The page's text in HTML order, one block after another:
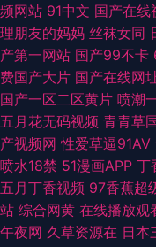
频网站 91中文 国产在线
理朋友的妈妈 丝袜女同
产第一网站 国产99不卡
费国产大片 国产在线网
国产一区二区黄片 喷潮
五月花无码视频 青青草
产视频网 性爱草逼91AV
喷水18禁 51漫画APP 丁
五月丁香视频 97香蕉超
站 综合网黄 在线播放观
午夜网 久草资源在 日本